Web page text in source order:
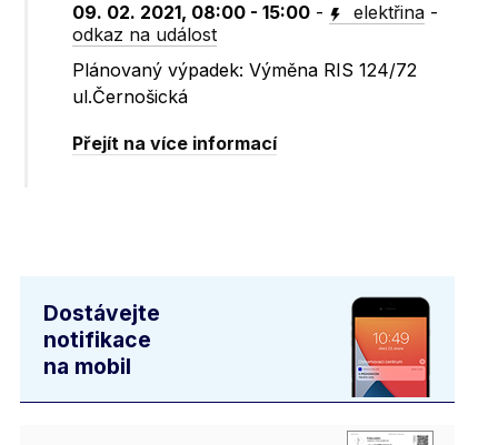
09. 02. 2021, 08:00 - 15:00 - elektřina -
odkaz na událost
Plánovaný výpadek: Výměna RIS 124/72
ul.Černošická
Přejít na více informací
Dostávejte
notifikace
na mobil